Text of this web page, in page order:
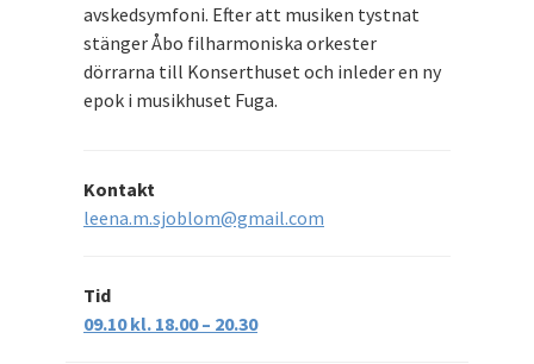
avskedsymfoni. Efter att musiken tystnat
stänger Åbo filharmoniska orkester
dörrarna till Konserthuset och inleder en ny
epok i musikhuset Fuga.
Kontakt
leena.m.sjoblom@gmail.com
Tid
09.10 kl. 18.00 – 20.30